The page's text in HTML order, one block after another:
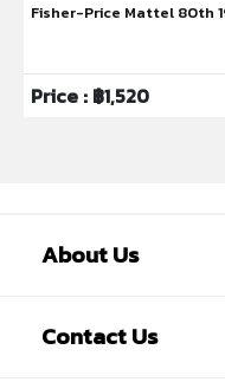
Fisher-Price Mattel 80th
Price : ฿1,520
About Us
Contact Us